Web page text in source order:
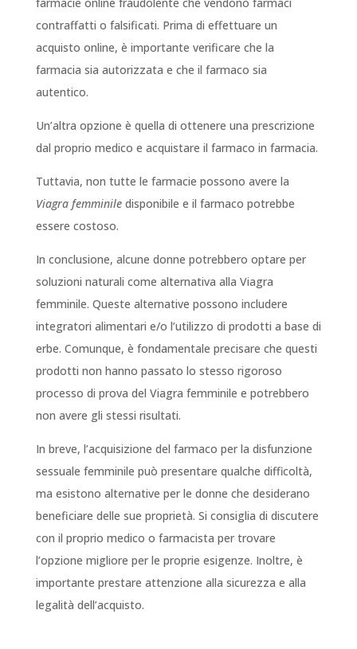
farmacie online fraudolente che vendono farmaci
contraffatti o falsificati. Prima di effettuare un
acquisto online, è importante verificare che la
farmacia sia autorizzata e che il farmaco sia
autentico.
Un’altra opzione è quella di ottenere una prescrizione
dal proprio medico e acquistare il farmaco in farmacia.
Tuttavia, non tutte le farmacie possono avere la
Viagra femminiledisponibile e il farmaco potrebbe
essere costoso.
In conclusione, alcune donne potrebbero optare per
soluzioni naturali come alternativa alla Viagra
femminile. Queste alternative possono includere
integratori alimentari e/o l’utilizzo di prodotti a base di
erbe. Comunque, è fondamentale precisare che questi
prodotti non hanno passato lo stesso rigoroso
processo di prova del Viagra femminile e potrebbero
non avere gli stessi risultati.
In breve, l’acquisizione del farmaco per la disfunzione
sessuale femminile può presentare qualche difficoltà,
ma esistono alternative per le donne che desiderano
beneficiare delle sue proprietà. Si consiglia di discutere
con il proprio medico o farmacista per trovare
l’opzione migliore per le proprie esigenze. Inoltre, è
importante prestare attenzione alla sicurezza e alla
legalità dell’acquisto.